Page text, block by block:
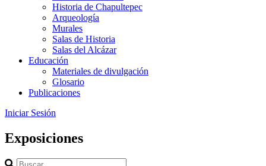
Historia de Chapultepec
Arqueología
Murales
Salas de Historia
Salas del Alcázar
Educación
Materiales de divulgación
Glosario
Publicaciones
Iniciar Sesión
Exposiciones